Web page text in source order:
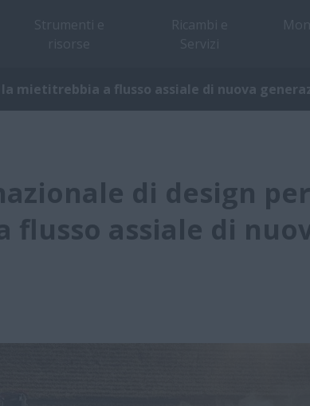
mietitrebbia a flusso assiale di nuova
di design
flusso assiale di